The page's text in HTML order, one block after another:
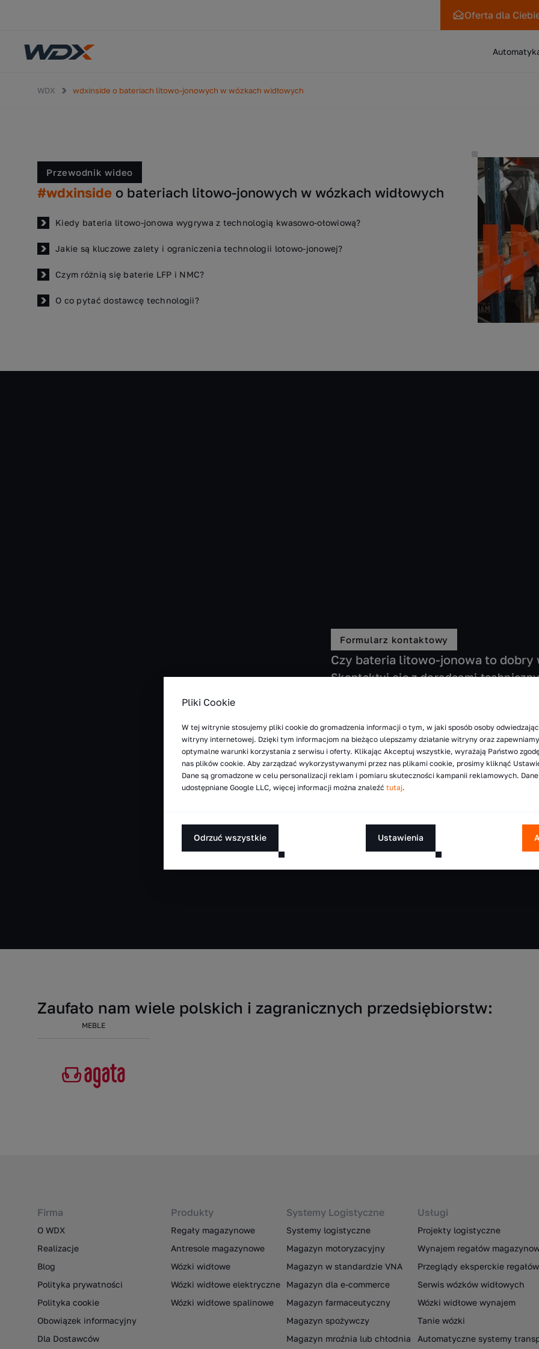
Oferta dla
WDX wdxinside o bateriach litowo-jonowych w wózkach widłowych
Przewodnik wideo
#wdxinside o bateriach litowo-jonowych w wózkach widłowych
Kiedy bateria litowo-jonowa wygrywa z technologią kwasowo-ołowiową?
Jakie są kluczowe zalety i ograniczenia technologii lotowo-jonowej?
Czym różnią się baterie LFP i NMC?
O co pytać dostawcę technologii?
Formularz kontaktowy
Czy bateria litowo-jonowa to dobry
Skontaktuj się z doradcami
Zaufało nam wiele polskich i zagranicznych przedsiębiorstw:
MEBLE
Firma
O WDX
Realizacje
Blog
Polityka prywatności
Polityka cookie
Obowiązek informacyjny
Dla Dostawców
Produkty
Regały magazynowe
Antresole magazynowe
Wózki widłowe
Wózki widłowe elektryczne
Wózki widłowe spalinowe
Systemy Logistyczne
Systemy logistyczne
Magazyn motoryzacyjny
Magazyn w standardzie VNA
Magazyn dla e-commerce
Magazyn farmaceutyczny
Magazyn spożywczy
Magazyn mroźnia lub chłodnia
Usługi
Projekty logistyczne
Wynajem regałów
Przeglądy eksperckie
Serwis wózków widłowych
Wózki widłowe wynajem
Tanie wózki
Automatyczne systemy
Pliki Cookie
W tej witrynie stosujemy pliki cookie do gromadzenia informacji o tym, w jaki sposób osoby
witryny internetowej. Dzięki tym informacjom na bieżąco ulepszamy działanie witryny oraz
optymalne warunki korzystania z serwisu i oferty. Klikając Akceptuj wszystkie, wyrażają Państwo
nas plików cookie. Aby zarządzać wykorzystywanymi przez nas plikami cookie, prosimy kliknąć
Dane są gromadzone w celu personalizacji reklam i pomiaru skuteczności kampanii reklamowych.
udostępniane Google LLC, więcej informacji można znaleźć tutaj.
Odrzuć wszystkie Ustawienia